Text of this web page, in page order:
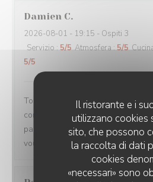
Il ristorante e i
utilizzano cookies
sito, che possono
la raccolta di dati
cookies
«necessari» sono
Damien C
2026-08-01 - 19:15 - Ospiti 3
Servizio:5/5 Atmosfera:5/5
5/5
Toujours un plaisir de venir dans
commence toujours par un accueil
parfait si service à la cuisine. Ne
vous